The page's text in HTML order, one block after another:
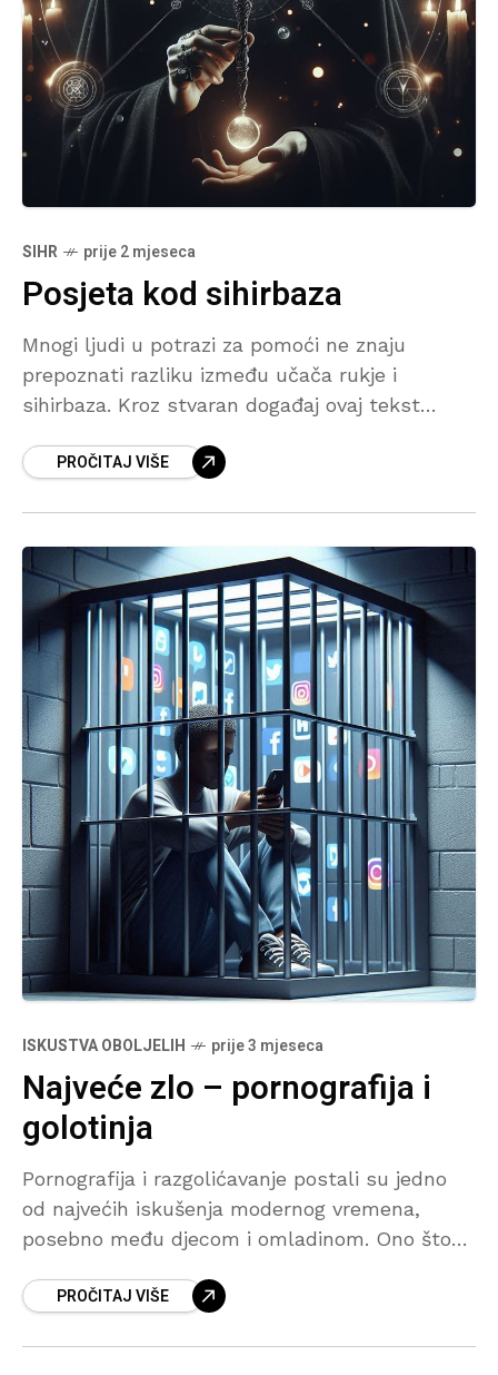
SIHR prije 2 mjeseca
Posjeta kod sihirbaza
Mnogi ljudi u potrazi za pomoći ne znaju
prepoznati razliku između učača rukje i
sihirbaza. Kroz stvaran događaj ovaj tekst
mogu prepoznati osobe koje se bave sihrom i
hamajlija i drugih sumnjivih praksi koje se
često predstavljaju kao pomoć.
PROČITAJ VIŠE
ISKUSTVA OBOLJELIH prije 3 mjeseca
Najveće zlo – pornografija i
golotinja
Pornografija i razgolićavanje postali su jedno
od najvećih iskušenja modernog vremena,
posebno među djecom i omladinom. Ono što
može prerasti u naviku koja ostavlja ozbiljne
PROČITAJ VIŠE